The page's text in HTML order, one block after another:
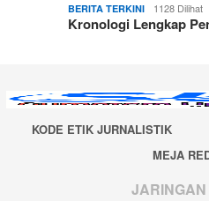
BERITA TERKINI 1128 Dilihat
Kronologi Lengkap
KODE ETIK JURNALISTIK
MEJA